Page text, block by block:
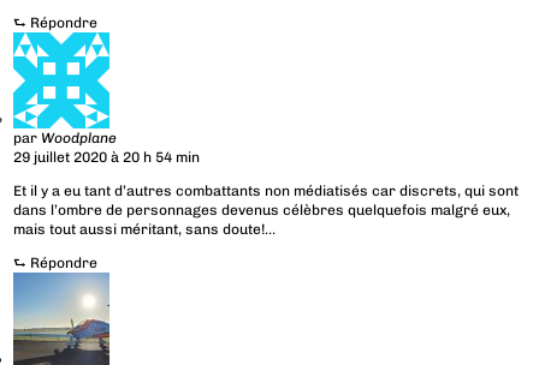
⮑ Répondre
par Woodplane
29 juillet 2020 à 20 h 54 min
Et il y a eu tant d’autres combattants non médiatisés car discrets, qui sont
dans l’ombre de personnages devenus célèbres quelquefois malgré eux,
mais tout aussi méritant, sans doute!…
⮑ Répondre